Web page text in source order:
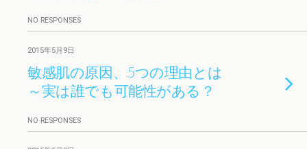
NO RESPONSES
2015年5月9日
敏感肌の原因、5つの理由とは
～実は誰でも可能性がある？
NO RESPONSES